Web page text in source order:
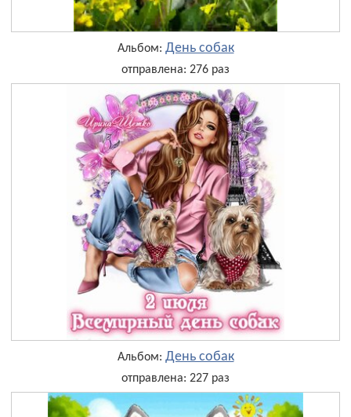
Альбом: День собак
отправлена: 276 раз
Альбом: День собак
отправлена: 227 раз